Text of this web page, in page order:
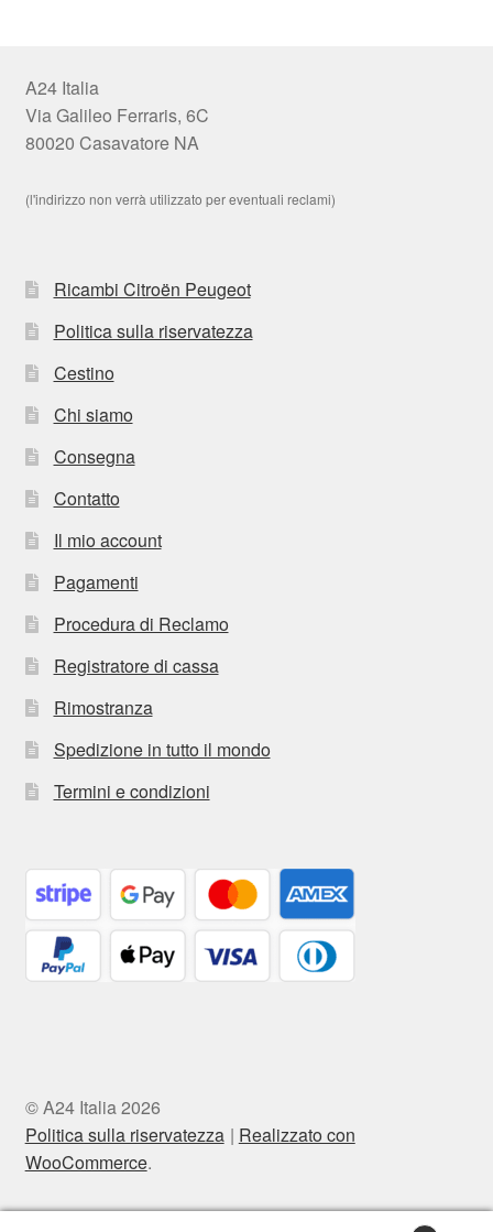
A24 Italia
Via Galileo Ferraris, 6C
80020 Casavatore NA
(l'indirizzo non verrà utilizzato per eventuali reclami)
Ricambi Citroën Peugeot
Politica sulla riservatezza
Cestino
Chi siamo
Consegna
Contatto
Il mio account
Pagamenti
Procedura di Reclamo
Registratore di cassa
Rimostranza
Spedizione in tutto il mondo
Termini e condizioni
© A24 Italia 2026
Politica sulla riservatezza
Realizzato con
WooCommerce.